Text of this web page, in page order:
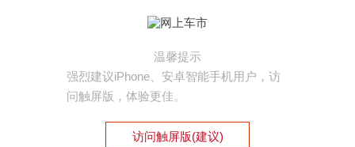
温馨提示
强烈建议iPhone、安卓智能手机用户，访
问触屏版，体验更佳。
访问触屏版(建议)